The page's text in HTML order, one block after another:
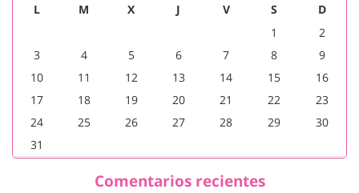
L M X J V S
D
1
2
3
4 5 6 7 8
9
10
11 12 13 14 15
16
17
18 19 20 21 22
23
24
25 26 27 28 29
30
31
Comentarios recientes